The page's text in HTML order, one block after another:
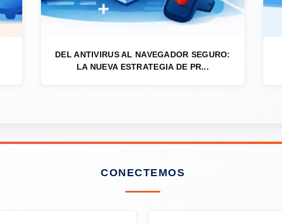
DEL ANTIVIRUS AL NAVEGADOR SEGURO:
LA NUEVA ESTRATEGIA DE PR...
CONECTEMOS